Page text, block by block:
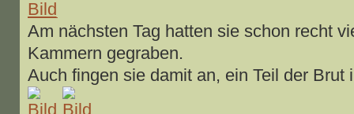
Am nächsten Tag hatten sie schon recht
Kammern gegraben.
Auch fingen sie damit an, ein Teil der Brut